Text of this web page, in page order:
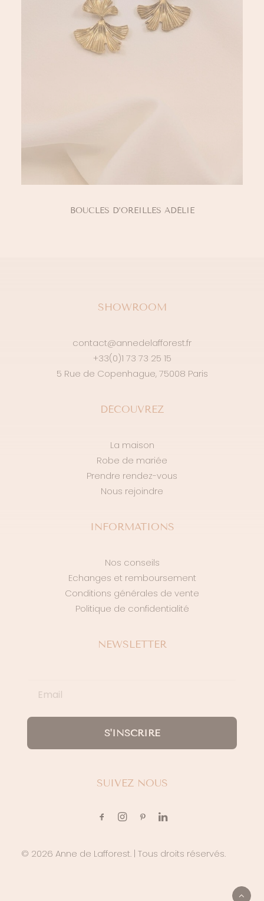
AJOUTER AU PANIER
BOUCLES D’OREILLES ADÉLIE
SHOWROOM
contact@annedelafforest.fr
+33(0)1 73 73 25 15
5 Rue de Copenhague, 75008 Paris
DÉCOUVREZ
La maison
Robe de mariée
Prendre rendez-vous
Nous rejoindre
INFORMATIONS
Nos conseils
Echanges et remboursement
Conditions générales de vente
Politique de confidentialité
NEWSLETTER
S'INSCRIRE
SUIVEZ NOUS
© 2026 Anne de Lafforest. | Tous droits réservés.